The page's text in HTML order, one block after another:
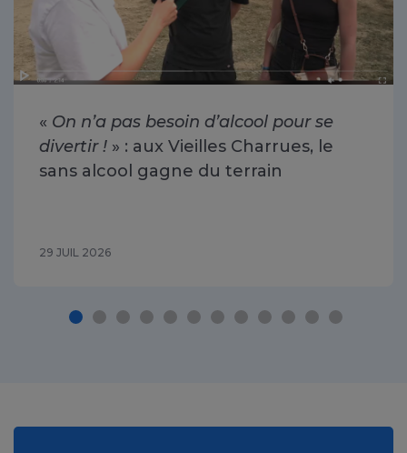
« On n’a pas besoin d’alcool pour se
divertir ! » : aux Vieilles Charrues, le
sans alcool gagne du terrain
29 JUIL 2026